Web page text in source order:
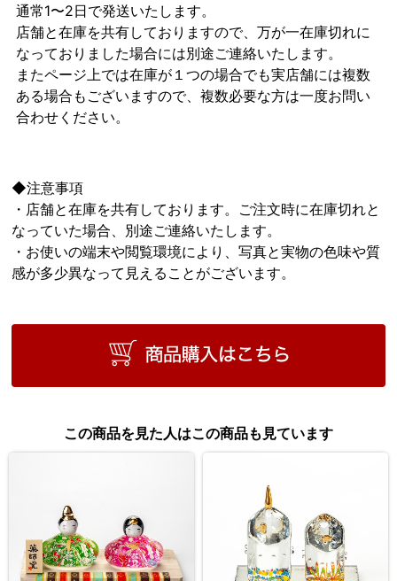
通常1〜2日で発送いたします。
店舗と在庫を共有しておりますので、万が一在庫切れに
なっておりました場合には別途ご連絡いたします。
またページ上では在庫が１つの場合でも実店舗には複数
ある場合もございますので、複数必要な方は一度お問い
合わせください。
◆注意事項
・店舗と在庫を共有しております。ご注文時に在庫切れと
なっていた場合、別途ご連絡いたします。
・お使いの端末や閲覧環境により、写真と実物の色味や質
感が多少異なって見えることがございます。
この商品を見た人はこの商品も見ています